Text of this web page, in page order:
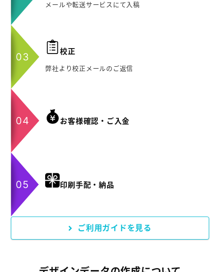
メールや転送サービスにて入稿
校正
弊社より校正メールのご返信
お客様確認・ご入金
印刷手配・納品
ご利用ガイドを見る